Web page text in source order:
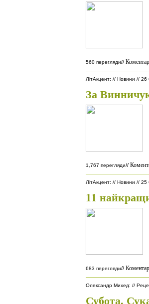
560 перегляди//
ЛітАкцент: // Новини // 26
За
1,767 перегляди//
ЛітАкцент: // Новини // 25
11
683 перегляди//
Олександр Михед: //
Субота.